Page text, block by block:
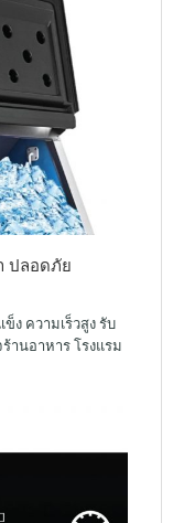
ปลอดภัย
ง ความเร็วสูง รับ
านอาหาร โรงแรม